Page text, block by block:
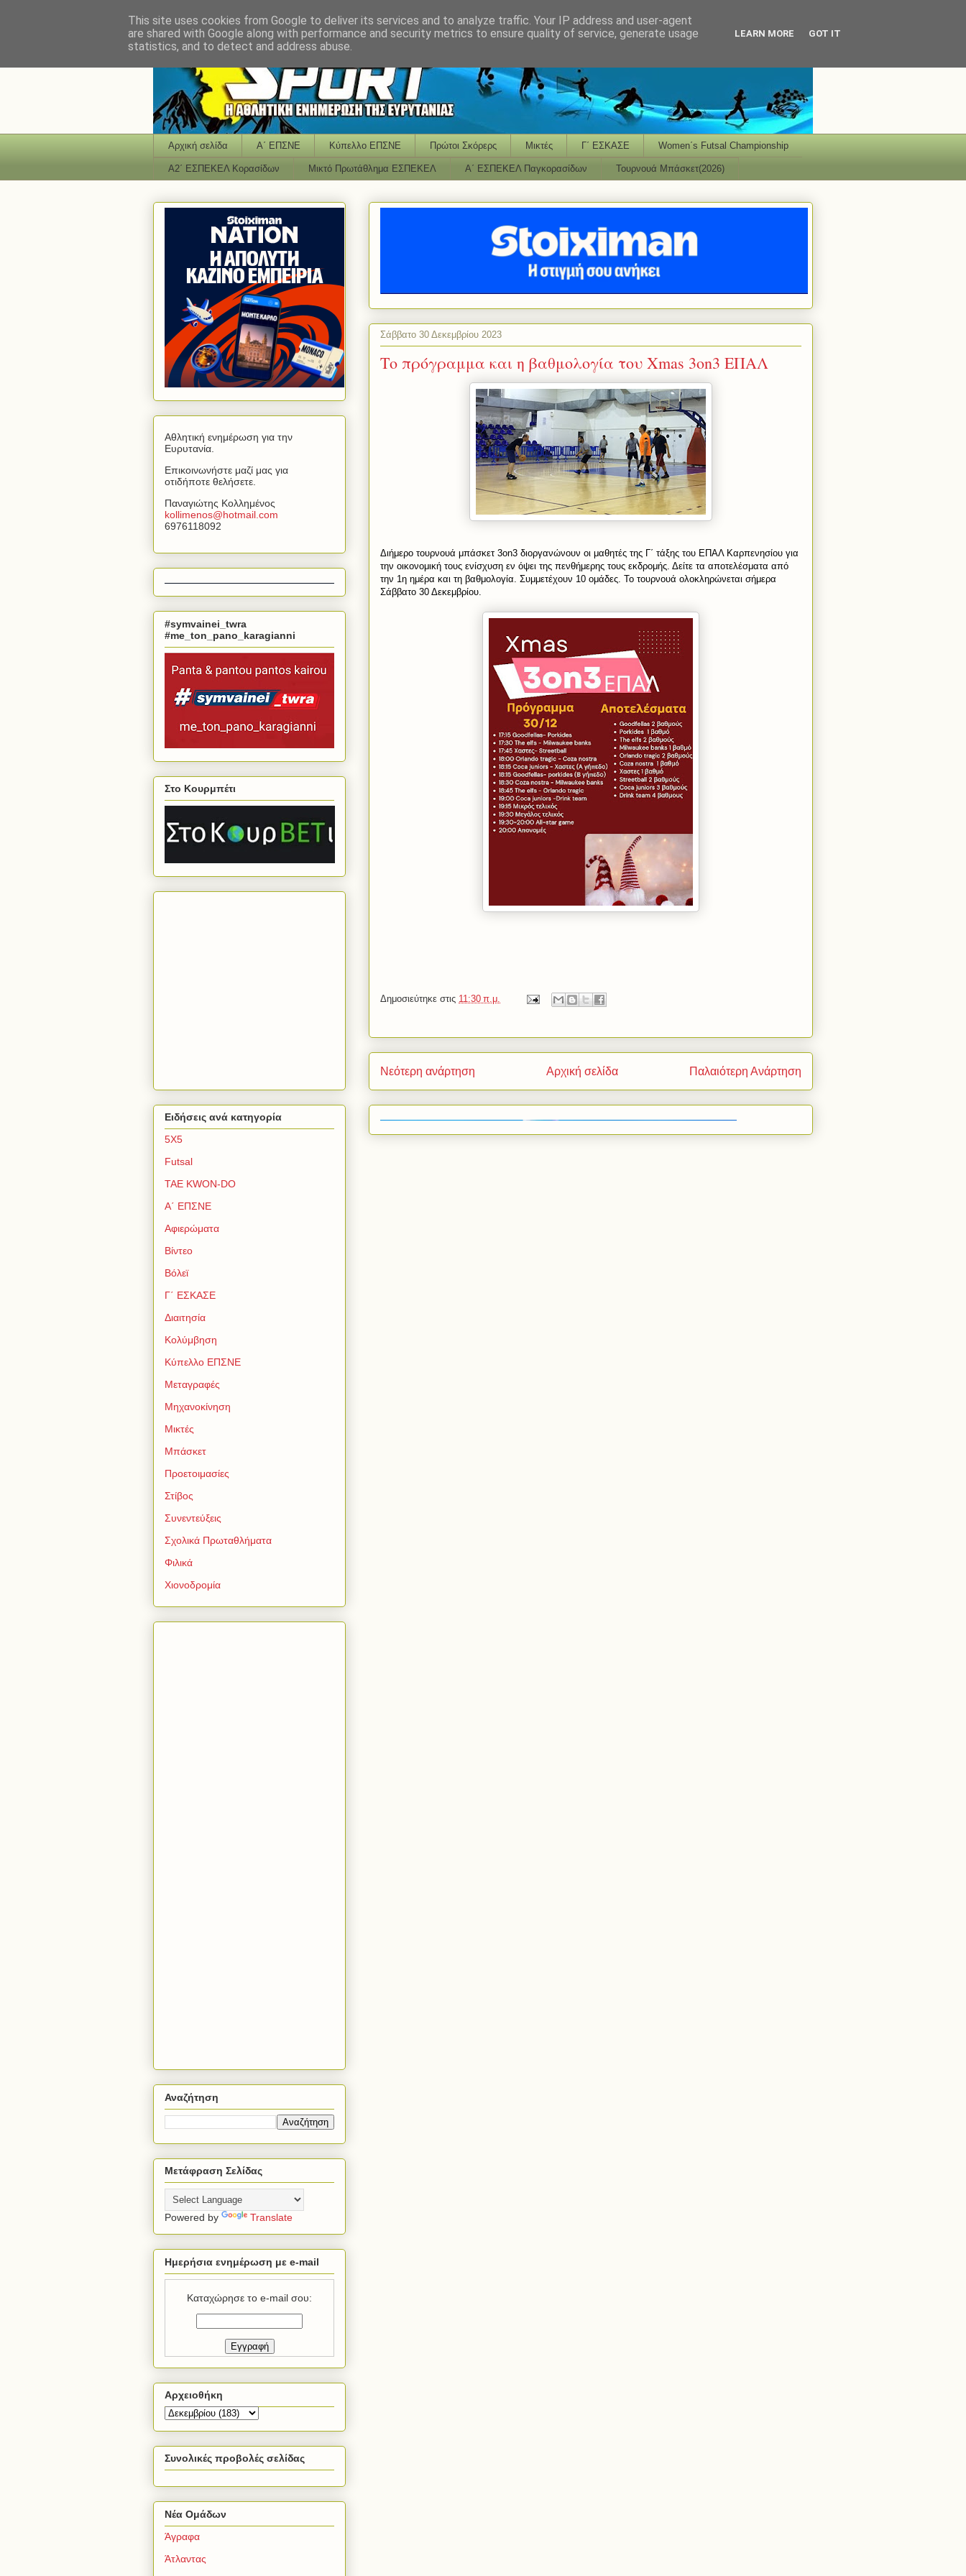
Αρχική σελίδα Α΄ ΕΠΣΝΕ Κύπελλο ΕΠΣΝΕ Πρώτοι Σκόρερς Μικτές Γ΄ ΕΣΚΑΣΕ Women΄s Futsal Championship
Α2΄ ΕΣΠΕΚΕΛ Κορασίδων Μικτό Πρωτάθλημα ΕΣΠΕΚΕΛ Α΄ ΕΣΠΕΚΕΛ Παγκορασίδων Τουρνουά Μπάσκετ(2026)
Σάββατο 30 Δεκεμβρίου 2023
Το πρόγραμμα και η βαθμολογία του Xmas 3on3 ΕΠΑΛ
Διήμερο τουρνουά μπάσκετ 3on3 διοργανώνουν οι μαθητές της Γ΄ τάξης του ΕΠΑΛ Καρπενησίου για
την οικονομική τους ενίσχυση εν όψει της πενθήμερης τους εκδρομής. Δείτε τα αποτελέσματα από
την 1η ημέρα και τη βαθμολογία. Συμμετέχουν 10 ομάδες. Το τουρνουά ολοκληρώνεται σήμερα
Σάββατο 30 Δεκεμβρίου.
Δημοσιεύτηκε στις 11:30 π.μ.
Νεότερη ανάρτηση Παλαιότερη Ανάρτηση
Αρχική σελίδα
Αθλητική ενημέρωση για την
Ευρυτανία.
Επικοινωνήστε μαζί μας για
οτιδήποτε θελήσετε.
Παναγιώτης Κολλημένος
kollimenos@hotmail com
6976118092
#symvainei_twra
#me_ton_pano_karagianni
Στο Κουρμπέτι
Ειδήσεις ανά κατηγορία
5Χ5
Futsal
TAE KWON-DO
Α΄ ΕΠΣΝΕ
Αφιερώματα
Βίντεο
Βόλεϊ
Γ΄ ΕΣΚΑΣΕ
Διαιτησία
Κολύμβηση
Κύπελλο ΕΠΣΝΕ
Μεταγραφές
Μηχανοκίνηση
Μικτές
Μπάσκετ
Προετοιμασίες
Στίβος
Συνεντεύξεις
Σχολικά Πρωταθλήματα
Φιλικά
Χιονοδρομία
Αναζήτηση
Μετάφραση Σελίδας
Powered by Translate
Ημερήσια ενημέρωση με e-mail
Καταχώρησε το e-mail σου:
Αρχειοθήκη
Συνολικές προβολές σελίδας
Νέα Ομάδων
Άγραφα
Άτλαντας
This site uses cookies from Google to deliver its services and to analyze traffic. Your IP address and user-agent
are shared with Google along with performance and security metrics to ensure quality of service, generate usage
statistics, and to detect and address abuse.
LEARN MORE GOT IT